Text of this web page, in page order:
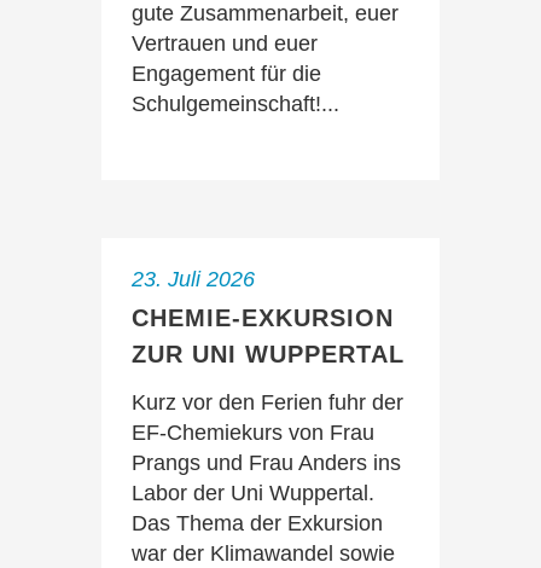
gute Zusammenarbeit, euer
Vertrauen und euer
Engagement für die
Schulgemeinschaft!...
23. Juli 2026
CHEMIE-EXKURSION
ZUR UNI WUPPERTAL
Kurz vor den Ferien fuhr der
EF-Chemiekurs von Frau
Prangs und Frau Anders ins
Labor der Uni Wuppertal.
Das Thema der Exkursion
war der Klimawandel sowie